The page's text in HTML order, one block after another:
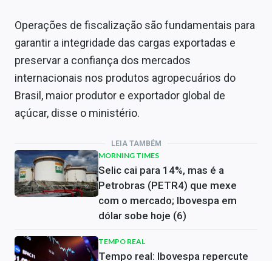
Operações de fiscalização são fundamentais para
garantir a integridade das cargas exportadas e
preservar a confiança dos mercados
internacionais nos produtos agropecuários do
Brasil, maior produtor e exportador global de
açúcar, disse o ministério.
LEIA TAMBÉM
MORNING TIMES
Selic cai para 14%, mas é a
Petrobras (PETR4) que mexe
com o mercado; Ibovespa em
dólar sobe hoje (6)
TEMPO REAL
Tempo real: Ibovespa repercute